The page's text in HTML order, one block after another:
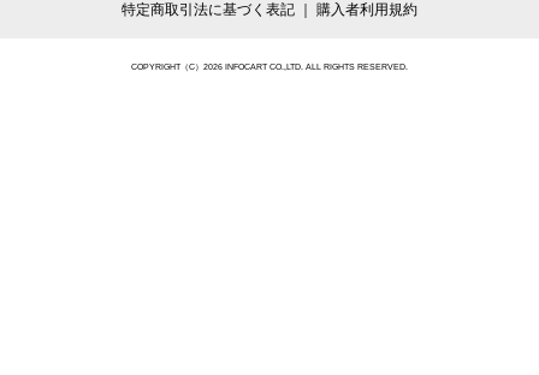
特定商取引法に基づく表記
購入者利用規約
COPYRIGHT（C）2026 INFOCART CO.,LTD. ALL RIGHTS RESERVED.